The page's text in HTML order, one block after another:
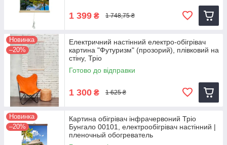
1 399 ₴ 1 748,75 ₴
Новинка
–20%
Електричний настінний електро-обігрівач
картина "Футуризм" (прозорий), плівковий на
стіну, Тріо
Готово до відправки
1 300 ₴ 1 625 ₴
Новинка
–20%
Картина обігрівач інфрачервоний Тріо
Бунгало 00101, електрообігрівач настінний |
пленочный обогреватель